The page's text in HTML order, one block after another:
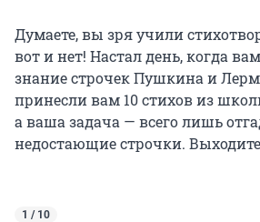
Думаете, вы зря учили
вот и нет! Настал день, когда
знание строчек Пушкина и
принесли вам 10 стихов из
а ваша задача — всего лишь
недостающие строчки. Выходите
1 / 10